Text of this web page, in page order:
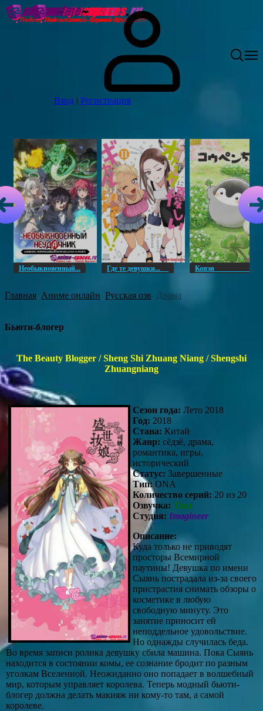
Вход | Регистрация
Необыкновенный... Где те девушки... Копэн
Главная Аниме онлайн Русская озв Драма
Бьюти-блогер
The Beauty Blogger / Sheng Shi Zhuang Niang / Shengshi
Zhuangniang
Сезон года: Лето 2018
Год: 2018
Стана: Китай
Жанр: сёдзё, драма,
романтика, игры,
исторический
Статус: Завершенные
Тип:ONA
Количество серий: 20 из 20
Озвучка: Tina
Студия: Imagineer
Описание:
Куда только не приводят
просторы Всемирной
паутины! Девушка по имени
Сыянь пострадала из-за своего
пристрастия снимать обзоры о
косметике в любую
свободную минуту. Это
занятие приносит ей
неподдельное удовольствие.
Но однажды случилась беда.
Во время записи ролика девушку сбила машина. Пока Сыянь
находится в состоянии комы, ее сознание бродит по разным
уголкам Вселенной. Неожиданно оно попадает в волшебный
мир, которым управляет королева. Теперь модный бьюти-
блогер должна делать макияж ни кому-то там, а самой
королеве.